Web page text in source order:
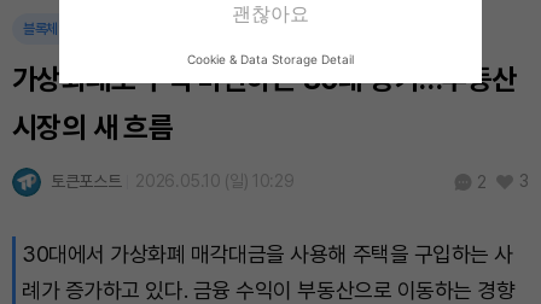
Bitcoin (BTC)
블록체인
가상화폐로 주택 마련하는 30대 증가…부동산
시장의 새 흐름
토큰포스트 2026.05.10 (일) 10:29 2 3
30대에서 가상화폐 매각대금을 사용해 주택을 구입하는 사
례가 증가하고 있다. 금융 수익이 부동산으로 이동하는 경향
괜찮아요
Cookie & Data Storage Detail